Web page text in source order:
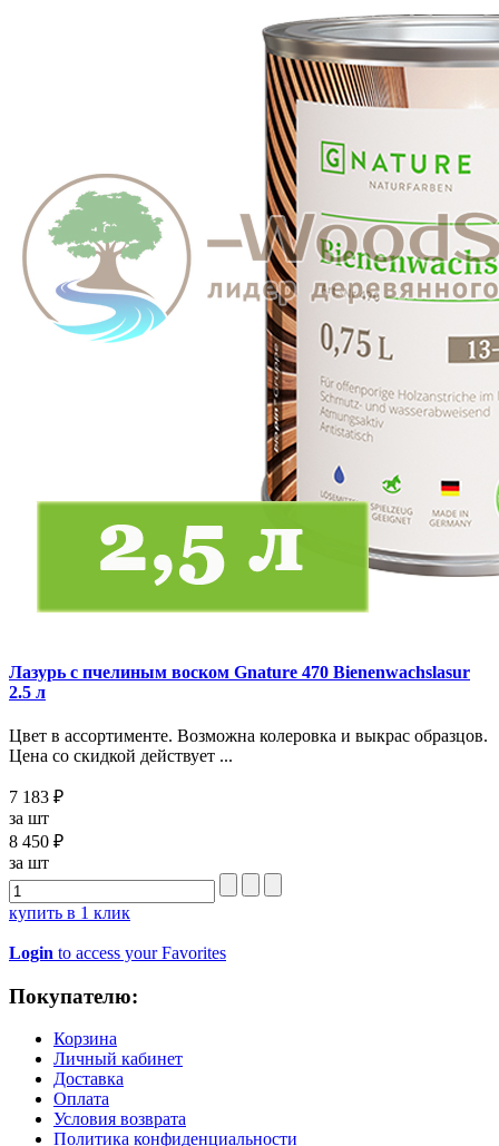
Лазурь с пчелиным воском Gnature 470 Bienenwachslasur
2.5 л
Цвет в ассортименте. Возможна колеровка и выкрас образцов.
Цена со скидкой действует ...
7 183 ₽
за шт
8 450 ₽
за шт
купить в 1 клик
Login to access your Favorites
Покупателю:
Корзина
Личный кабинет
Доставка
Оплата
Условия возврата
Политика конфиденциальности